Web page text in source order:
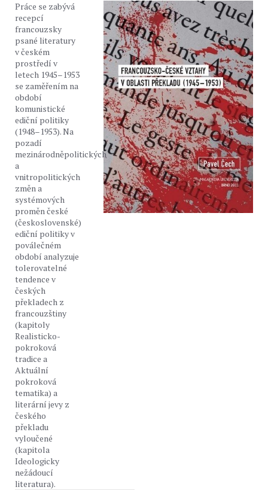
Práce se zabývá
recepcí
francouzsky
psané literatury
v českém
prostředí v
letech 1945–1953
se zaměřením na
období
komunistické
ediční politiky
(1948–1953). Na
pozadí
mezinárodněpolitických
a
vnitropolitických
změn a
systémových
proměn české
(československé)
ediční politiky v
poválečném
období analyzuje
tolerovatelné
tendence v
českých
překladech z
francouzštiny
(kapitoly
Realisticko-
pokroková
tradice a
Aktuální
pokroková
tematika) a
literární jevy z
českého
překladu
vyloučené
(kapitola
Ideologicky
nežádoucí
literatura).